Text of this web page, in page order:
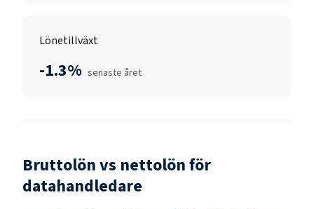
Lönetillväxt
-1.3% senaste året
Bruttolön vs nettolön för
datahandledare